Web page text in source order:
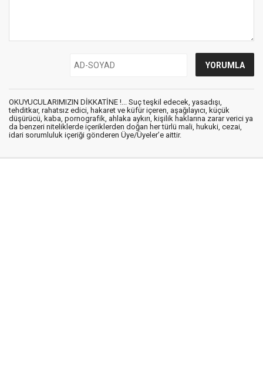
OKUYUCULARIMIZIN DİKKATİNE !... Suç teşkil edecek, yasadışı,
tehditkar, rahatsız edici, hakaret ve küfür içeren, aşağılayıcı, küçük
düşürücü, kaba, pornografik, ahlaka aykırı, kişilik haklarına zarar verici ya
da benzeri niteliklerde içeriklerden doğan her türlü mali, hukuki, cezai,
idari sorumluluk içeriği gönderen Üye/Üyeler’e aittir.